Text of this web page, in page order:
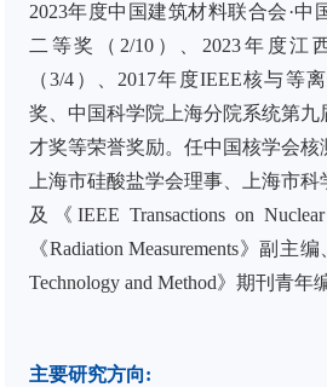
2023年度中国建筑材料联合会·中
二等奖（2/10）、2023年度江
（3/4）、2017年度IEEE核与等
奖、中国科学院上海分院系统第九
才奖等荣誉奖励。任中国核学会核
上海市硅酸盐学会理事、上海市
及《IEEE Transactions on
《Radiation Measurements》副主
Technology and Method》期刊青年
主要研究方向: